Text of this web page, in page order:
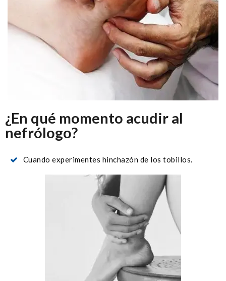
¿En qué momento acudir al
nefrólogo?
Cuando experimentes hinchazón de los tobillos.